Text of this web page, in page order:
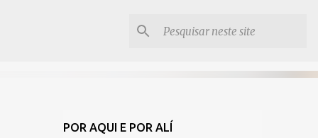
POR AQUI E POR ALÍ